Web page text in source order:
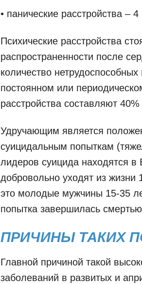
• панические расстройства –
Психические расстройства
распространенности после
количество
постоянном или
расстройства составляют
Удручающим является
суицидальным попыткам
лидеров суицида находятся
добровольно уходят из
это молодые мужчины 15-35
попытка завершилась
ПРИЧИНЫ ТАКИХ
Главной причиной такой
заболеваний в развитых и